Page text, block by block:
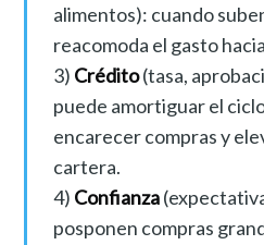
alimentos): cuando
reacomoda el gasto
3) Crédito(tasa,
puede amortiguar el
encarecer compras y
cartera.
4) Confianza
posponen compras